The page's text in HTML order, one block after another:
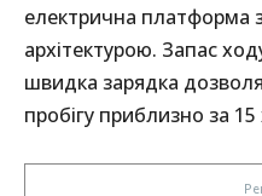
електрична платформа
архітектурою. Запас
швидка зарядка
пробігу приблизно за